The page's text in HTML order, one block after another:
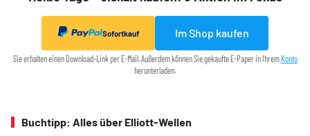
Sofortkauf Im Shop kaufen
Sie erhalten einen Download-Link per E-Mail. Außerdem können Sie gekaufte E-Paper in Ihrem Konto
herunterladen.
Buchtipp: Alles über Elliott-Wellen